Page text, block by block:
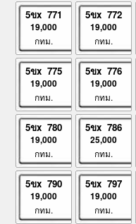
5ขx 771
19,000
กทม.
5ขx 772
19,000
กทม.
5ขx 775
19,000
กทม.
5ขx 776
19,000
กทม.
5ขx 780
19,000
กทม.
5ขx 786
25,000
กทม.
5ขx 790
19,000
กทม.
5ขx 797
19,000
กทม.